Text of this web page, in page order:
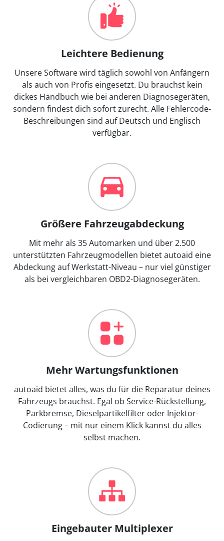
Leichtere Bedienung
Unsere Software wird täglich sowohl von Anfängern
als auch von Profis eingesetzt. Du brauchst kein
dickes Handbuch wie bei anderen Diagnosegeräten,
sondern findest dich sofort zurecht. Alle Fehlercode-
Beschreibungen sind auf Deutsch und Englisch
verfügbar.
Größere Fahrzeugabdeckung
Mit mehr als 35 Automarken und über 2.500
unterstützten Fahrzeugmodellen bietet autoaid eine
Abdeckung auf Werkstatt-Niveau – nur viel günstiger
als bei vergleichbaren OBD2-Diagnosegeräten.
Mehr Wartungsfunktionen
autoaid bietet alles, was du für die Reparatur deines
Fahrzeugs brauchst. Egal ob Service-Rückstellung,
Parkbremse, Dieselpartikelfilter oder Injektor-
Codierung – mit nur einem Klick kannst du alles
selbst machen.
Eingebauter Multiplexer